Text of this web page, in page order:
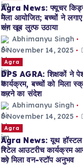
Agra News: फ्यूचर
मेला आयोजित; बच्चों ने
संग खूब लुत्फ उठाया
Abhimanyu Singh
November 14, 2025
Agra
DPS AGRA: शिक्षकों ने
कार्यक्रम, बच्चों को मिला
करने का संदेश
Abhimanyu Singh
November 14, 2025
Agra
Agra News: यूथ हॉस्टल
रिटेल आउटरीच कार्यक्रम
को मिला वन-स्टॉप अनुभव